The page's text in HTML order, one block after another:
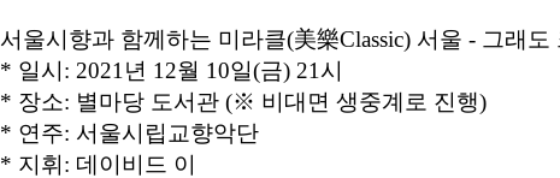
서울시향과 함께하는 미라클(美樂Classic) 서울 - 그래도
* 일시: 2021년 12월 10일(금) 21시
* 장소: 별마당 도서관 (※ 비대면 생중계로 진행)
* 연주: 서울시립교향악단
* 지휘: 데이비드 이